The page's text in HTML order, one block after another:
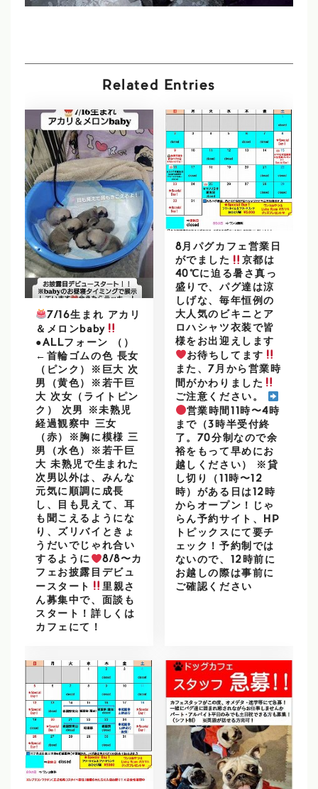
Related Entries
7/16生まれ アカリ
＆メロンbaby
●ALLフォーン （）
←首輪ゴムの色 長女
（ピンク）※巨大 次
男（黄色）※若干巨
大 次女（ライトピン
ク） 次男 ※未熟児
経過観察中 三女
（赤）※胸に模様 三
男（水色）※若干巨
大 未熟児で生まれた
次男以外は、みんな
元気に順調に成長
し、目も見えて、耳
も聞こえるようにな
り、ズリバイときょ
うだいでじゃれ合い
するように
8/8〜カ
フェお披露目デビュ
ースタート
里親さ
ん募集中で、面談も
スタート！詳しくは
カフェにて！
8月パグカフェ営業日
がでました
京都は
40℃に迫る暑さ真っ
盛りで、パグ達は涼
しげな、毎年恒例の
大人気のビキニとア
ロハシャツ衣装で皆
様をお出迎えします
お待ちしてます
また、7月から営業時
間がかわりました
ご注意ください。
営業時間11時〜4時
まで（3時半受付終
了。70分制なので余
裕をもって早めにお
越しください） ※貸
し切り（11時〜12
時）がある日は12時
からオープン！じゃ
らん予約サイト、HP
トピックスにて要チ
ェック！予約制では
ないので、12時前に
お越しの際は事前に
ご確認ください